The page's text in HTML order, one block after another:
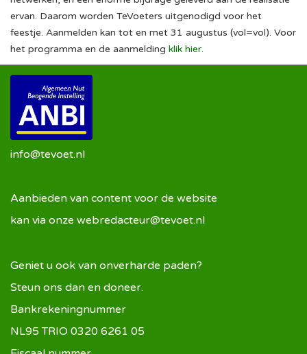
ervan. Daarom worden TeVoeters uitgenodigd voor het
feestje. Aanmelden kan tot en met 31 augustus (vol=vol). Voor
het programma en de aanmelding klik hier.
info@tevoet.nl
Aanbieden van content voor de website
kan via onze webredacteur@tevoet.nl
Geniet u ook van onverharde paden?
Steun ons dan en doneer.
Bankrekeningnummer
NL95 TRIO 0320 6261 05